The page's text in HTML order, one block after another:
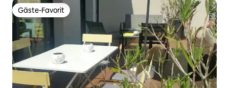
Gäste-Favorit
Gäste-Favorit